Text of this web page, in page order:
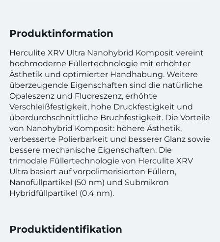
Produktinformation
Herculite XRV Ultra Nanohybrid Komposit vereint
hochmoderne Füllertechnologie mit erhöhter
Ästhetik und optimierter Handhabung. Weitere
überzeugende Eigenschaften sind die natürliche
Opaleszenz und Fluoreszenz, erhöhte
Verschleißfestigkeit, hohe Druckfestigkeit und
überdurchschnittliche Bruchfestigkeit. Die Vorteile
von Nanohybrid Komposit: höhere Ästhetik,
verbesserte Polierbarkeit und besserer Glanz sowie
bessere mechanische Eigenschaften. Die
trimodale Füllertechnologie von Herculite XRV
Ultra basiert auf vorpolimerisierten Füllern,
Nanofüllpartikel (50 nm) und Submikron
Hybridfüllpartikel (0.4 nm).
Produktidentifikation